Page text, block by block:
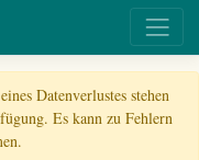
Datenverlustes stehen
Es kann zu Fehlern